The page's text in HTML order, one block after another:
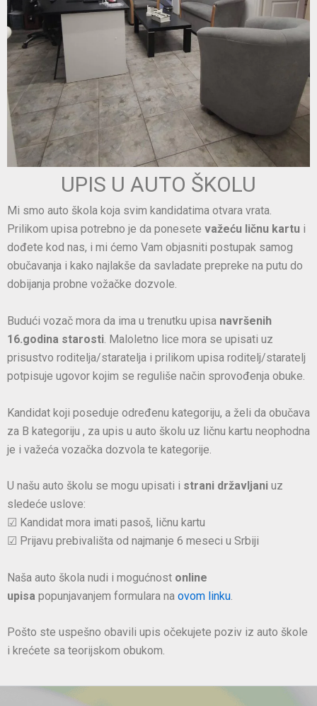
UPIS U AUTO ŠKOLU
Mi smo auto škola koja svim kandidatima otvara vrata.
Prilikom upisa potrebno je da ponesete važeću ličnu kartu i
dođete kod nas, i mi ćemo Vam objasniti postupak samog
obučavanja i kako najlakše da savladate prepreke na putu do
dobijanja probne vožačke dozvole.
Budući vozač mora da ima u trenutku upisa navršenih
16.godina starosti. Maloletno lice mora se upisati uz
prisustvo roditelja/staratelja i prilikom upisa roditelj/staratelj
potpisuje ugovor kojim se reguliše način sprovođenja obuke.
Kandidat koji poseduje određenu kategoriju, a želi da obučava
za B kategoriju , za upis u auto školu uz ličnu kartu neophodna
je i važeća vozačka dozvola te kategorije.
U našu auto školu se mogu upisati i strani državljani uz
sledeće uslove:
☑ Kandidat mora imati pasoš, ličnu kartu
☑ Prijavu prebivališta od najmanje 6 meseci u Srbiji
Naša auto škola nudi i mogućnost online
upisa popunjavanjem formulara na ovom linku.
Pošto ste uspešno obavili upis očekujete poziv iz auto škole
i krećete sa teorijskom obukom.